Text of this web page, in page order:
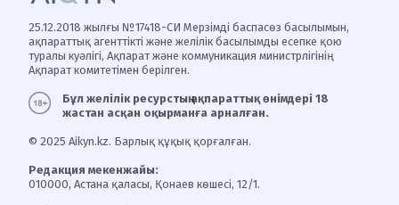
25.12.2018 жылғы №17418-СИ Мерзімді баспасөз басылымын,
ақпараттық агенттікті және желілік басылымды есепке қою
туралы куәлігі, Ақпарат және коммуникация министрлігінің
Ақпарат комитетімен берілген.
Бұл желілік ресурстың ақпараттық өнімдері 18
жастан асқан оқырманға арналған.
© 2025 Aikyn.kz. Барлық құқық қорғалған.
Редакция мекенжайы:
010000, Астана қаласы, Қонаев көшесі, 12/1.